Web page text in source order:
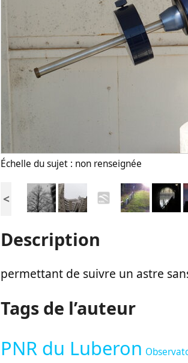
Échelle du sujet : non renseignée
<
Description
permettant de suivre un astre
Tags de l’auteur
PNR du Luberon